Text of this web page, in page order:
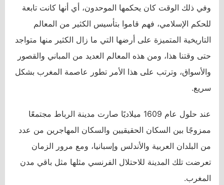
وفي ذلك الوقت كان يحكمها الموحدون، أي أنها كانت تابعة
للحكم الإسلامي، فهم قاموا بتأسيس الكثير من المعالم
التاريخية المتميزة على أرضها التي ما زال الكثير منها متواجد
حتى وقتنا هذا، ومن هذه المعالم العديد من المباني والقصور
والأسواق، وترتب على هذا الأمر تطور عاصمة المغرب بشكل
سريع.
عند حلول عام 1609 ميلاديًا صارت مدينة الرباط مجتمعًا
ممزوجًا بين السكان الحقيقيين والسكان المهاجرين من عدد
من البلدان العربية والأندلس وإسبانيا، ومع مرور الزمان
تعرضت تلك المدينة للاحتلال الفرنسي مثلها مثل باقي مدن
المغرب.